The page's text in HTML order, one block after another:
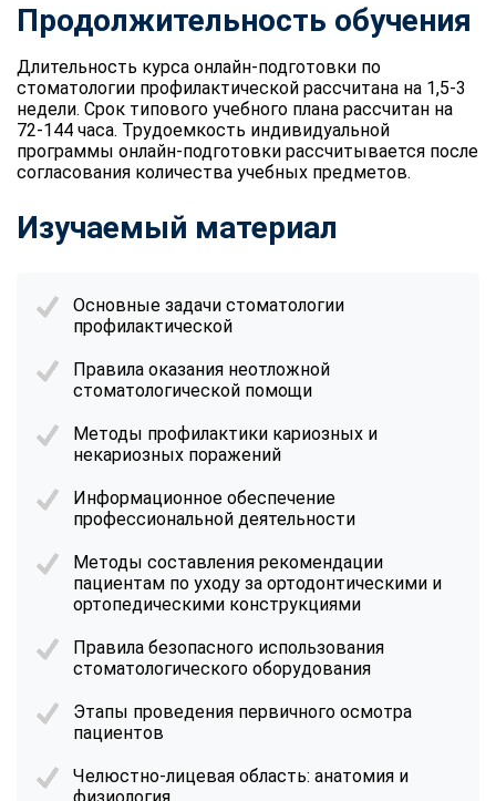
Продолжительность обучения
Длительность курса онлайн-подготовки по
стоматологии профилактической рассчитана на 1,5-3
недели. Срок типового учебного плана рассчитан на
72-144 часа. Трудоемкость индивидуальной
программы онлайн-подготовки рассчитывается после
согласования количества учебных предметов.
Изучаемый материал
Основные задачи стоматологии
профилактической
Правила оказания неотложной
стоматологической помощи
Методы профилактики кариозных и
некариозных поражений
Информационное обеспечение
профессиональной деятельности
Методы составления рекомендации
пациентам по уходу за ортодонтическими и
ортопедическими конструкциями
Правила безопасного использования
стоматологического оборудования
Этапы проведения первичного осмотра
пациентов
Челюстно-лицевая область: анатомия и